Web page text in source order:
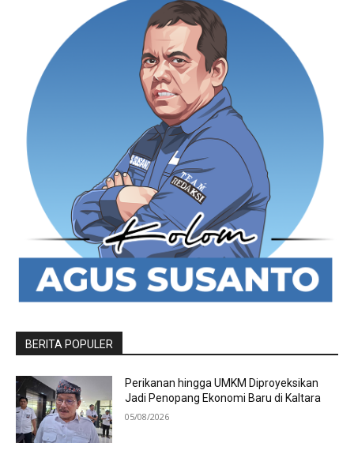
BERITA POPULER
Perikanan hingga UMKM Diproyeksikan
Jadi Penopang Ekonomi Baru di Kaltara
05/08/2026